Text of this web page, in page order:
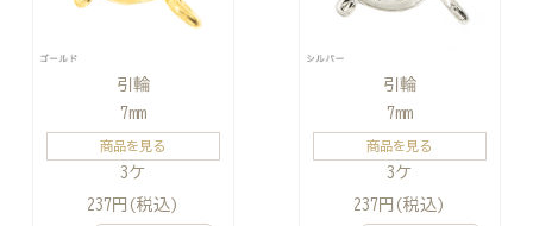
引輪
7mm
商品を見る
3ケ
237円(税込)
引輪
7mm
商品を見る
3ケ
237円(税込)